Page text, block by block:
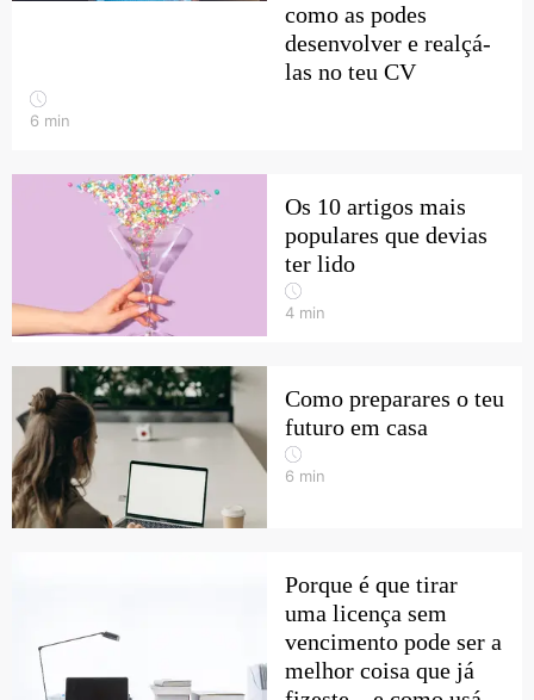
como as podes
desenvolver e realçá-
las no teu CV
6 min
Os 10 artigos mais
populares que devias
ter lido
4 min
Como preparares o teu
futuro em casa
6 min
Porque é que tirar
uma licença sem
vencimento pode ser a
melhor coisa que já